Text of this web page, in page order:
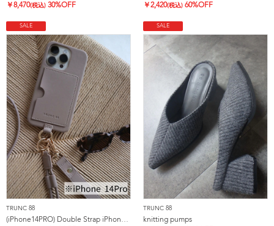
￥8,470(税込) 30%OFF
￥2,420(税込) 60%OFF
SALE
TRUNC 88
(iPhone14PRO) Double Strap iPhone Case
SALE
TRUNC 88
knitting pumps